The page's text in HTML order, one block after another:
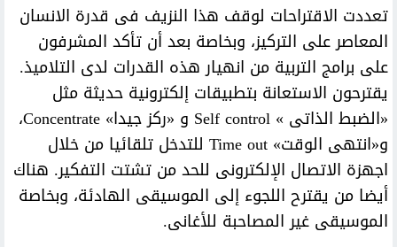
تعددت الاقتراحات لوقف هذا النزيف فى قدرة الانسان
المعاصر على التركيز، وبخاصة بعد أن تأكد المشرفون
على برامج التربية من انهيار هذه القدرات لدى التلاميذ.
يقترحون الاستعانة بتطبيقات إلكترونية حديثة مثل
«الضبط الذاتى » Self control و «ركز جيدا» Concentrate،
و«انتهى الوقت» Time out للتدخل تلقائيا من خلال
اجهزة الاتصال الإلكترونى للحد من تشتت التفكير. هناك
أيضا من يقترح اللجوء إلى الموسيقى الهادئة، وبخاصة
الموسيقى غير المصاحبة للأغانى.